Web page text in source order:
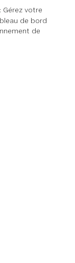
: Gérez votre
de bord
de